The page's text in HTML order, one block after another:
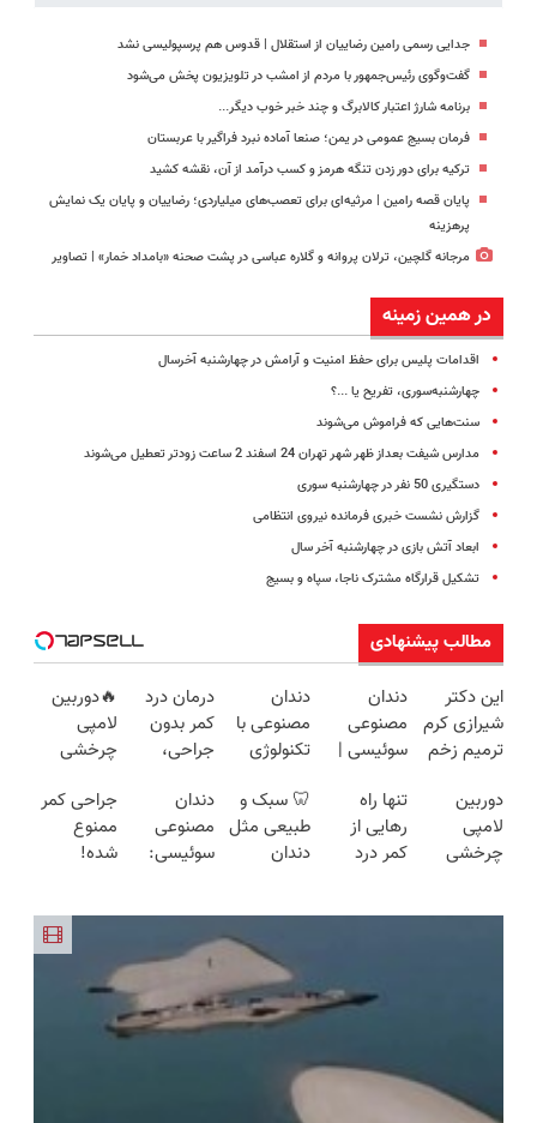
جدایی رسمی رامین رضاییان از استقلال | قدوس هم پرسپولیسی نشد
گفت‌وگوی رئیس‌جمهور با مردم از امشب در تلویزیون پخش می‌شود
برنامه شارژ اعتبار کالابرگ و چند خبر خوب دیگر...
فرمان بسیج عمومی در یمن؛ صنعا آماده نبرد فراگیر با عربستان
ترکیه برای دور زدن تنگه هرمز و کسب درآمد از آن، نقشه کشید
پایان قصه رامین | مرثیه‌ای برای تعصب‌های میلیاردی؛ رضاییان و پایان یک نمایش
پرهزینه
مرجانه گلچین، ترلان پروانه و گلاره عباسی در پشت صحنه «بامداد خمار» | تصاویر
در همین زمینه
اقدامات پلیس برای حفظ امنیت و آرامش در چهارشنبه آخرسال
چهارشنبه‌سوری، تفریح یا ...؟
سنت‌هایی که فراموش می‌شوند
مدارس شیفت بعداز ظهر شهر تهران 24 اسفند 2 ساعت زودتر تعطیل می‌شوند
دستگیری 50 نفر در چهارشنبه سوری
گزارش نشست خبری فرمانده نیروی انتظامی
ابعاد آتش بازی در چهارشنبه آخر سال
تشکیل قرارگاه مشترک ناجا، سپاه و بسیج
مطالب پیشنهادی
این دکتر
شیرازی کرم
ترمیم زخم
ساخت!!!
دندان
مصنوعی
سوئیسی |
مقاوم،
طبیعی!
ویزیت
اقساطی😍
دندان
مصنوعی با
تکنولوژی
سوئیسی
🇨🇭
درمان درد
کمر بدون
جراحی،
پرسش‌نامه
رو پر کن ▶
🔥دوربین
لامپی
چرخشی
🔥 پرداخت
درب منزل
+ گارانتی
دوربین
لامپی
چرخشی
تنها راه
رهایی از
کمر درد
🦷 سبک و
طبیعی مثل
دندان
اقساطی 💳
📍 تهران
دندان
مصنوعی
سوئیسی:
و مقاوم |
پرداخت
قسطی
جراحی کمر
ممنوع
شده!
منزل درمان
((پرسش‌نامه))